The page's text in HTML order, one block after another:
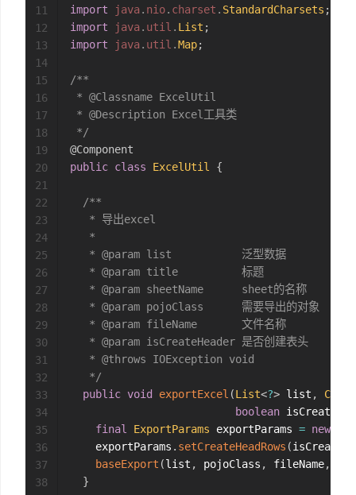
import
java. nio. charset . StandardCharsets ;
import
java. util . List ;
import
java. util .Map;
/**
* @Classname ExcelUtil
* @Description Excel工具类
*/
@Component
public class ExcelUtil {
/**
   * 导出excel
   *
   * @param list           泛型数据
   * @param title          标题
   * @param sheetName      sheet的名称
   * @param pojoClass      需要导出的对象
   * @param fileName       文件名称
   * @param isCreateHeader 是否创建表头
   * @throws IOException void
   */
public void exportExcel (List<?> list ,
Class
boolean
final
ExportParams exportParams = new
    exportParams
. setCreateHeadRows (
baseExport (list , pojoClass , fileName,
}
11
12
13
14
15
16
17
18
19
20
21
22
23
24
25
26
27
28
29
30
31
32
33
34
35
36
37
38